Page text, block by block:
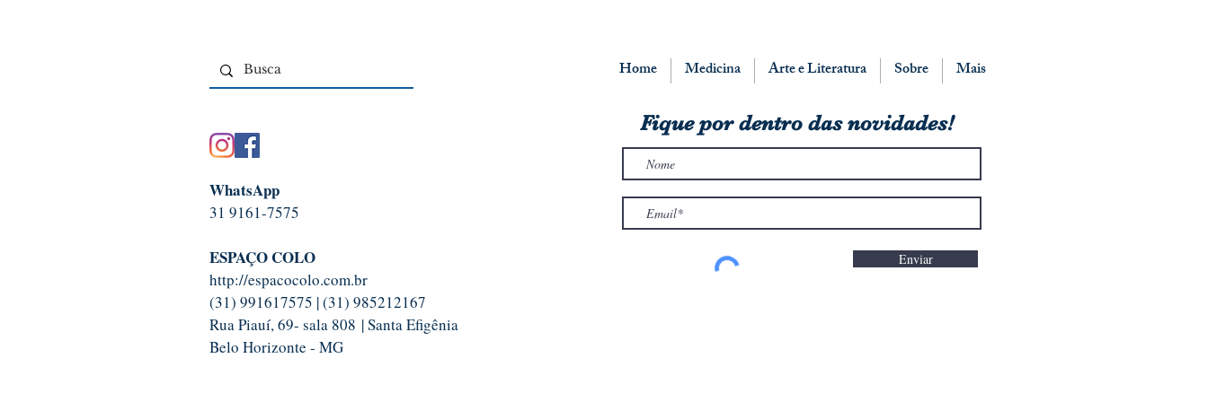
Home Medicina Arte e Literatura Sobre Mais
WhatsApp
31 9161-7575
ESPAÇO COLO
http://espacocolo.com.br
(31) 991617575 | (31) 985212167
Rua Piauí, 69- sala 808 | Santa Efigênia
Belo Horizonte - MG
Fique por dentro das novidades!
Enviar